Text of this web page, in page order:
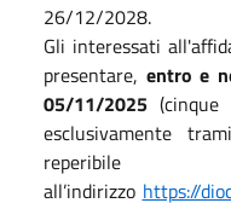
26/12/2028.
Gli interessati
presentare, entro e
05/11/2025 (cinque
esclusivamente
reperibile
all’indirizzo https://